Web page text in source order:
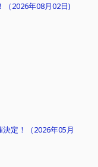
2026年08月02日)
定！（2026年05月